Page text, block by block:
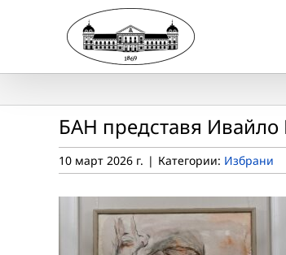
БАН представя
10 март 2026 г. | Категории: Избрани